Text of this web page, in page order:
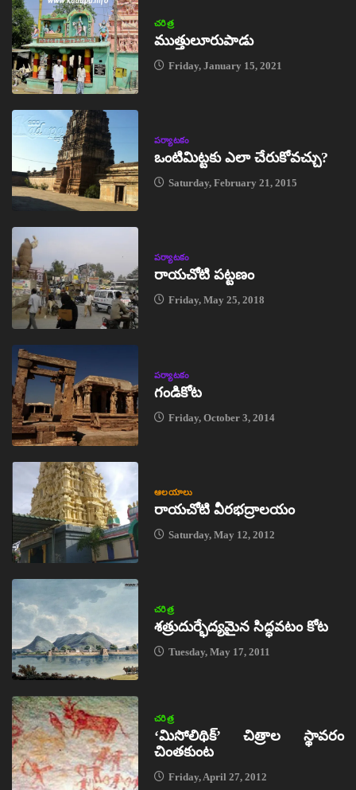
చరిత్ర
ముత్తులూరుపాడు
Friday, January 15, 2021
పర్యాటకం
ఒంటిమిట్టకు ఎలా చేరుకోవచ్చు?
Saturday, February 21, 2015
పర్యాటకం
రాయచోటి పట్టణం
Friday, May 25, 2018
పర్యాటకం
గండికోట
Friday, October 3, 2014
ఆలయాలు
రాయచోటి వీరభద్రాలయం
Saturday, May 12, 2012
చరిత్ర
శత్రుదుర్భేద్యమైన సిద్ధవటం కోట
Tuesday, May 17, 2011
చరిత్ర
‘మిసోలిథిక్‌’ చిత్రాల స్థావరం
చింతకుంట
Friday, April 27, 2012